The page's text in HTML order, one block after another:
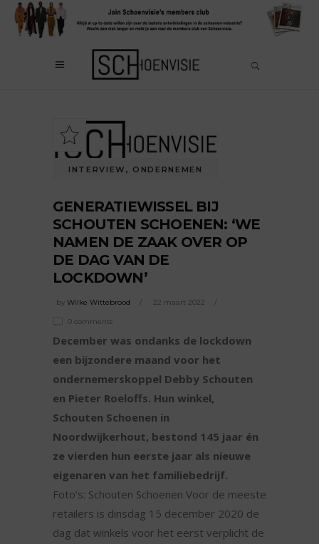
INTERVIEW , ONDERNEMEN
GENERATIEWISSEL BIJ
SCHOUTEN SCHOENEN: ‘WE
NAMEN DE ZAAK OVER OP
DE DAG VAN DE
LOCKDOWN’
by Wilke Wittebrood 22 maart 2022
0 comments
December was ondanks de lockdown
een bijzondere maand voor het
ondernemerskoppel Debby Schouten
en Pieter Roeloffs. Hun winkel,
Schouten Schoenen in
Noordwijkerhout, bestond 145 jaar én
ze vierden hun eerste jaar als nieuwe
eigenaren van het familiebedrijf.
Foto’s: Schouten Schoenen Voor de meeste
retailers is dinsdag 15 december 2020 de
dag dat winkels voor het eerst verplicht de